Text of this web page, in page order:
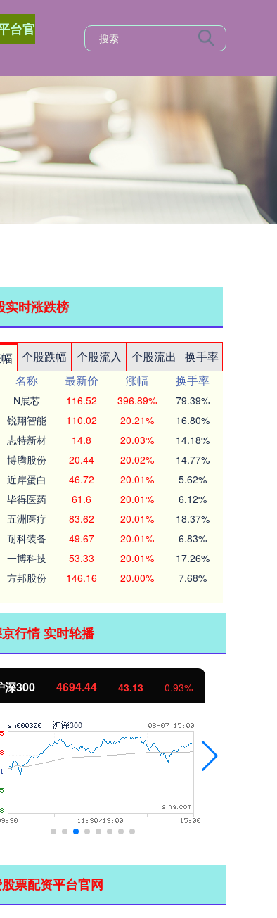
台官
实时涨跌榜
个股跌幅 个股流入 个股流出
换手率
名称 最新价 涨幅
换手率
N展芯 116.52 396.89% 79.39%
锐翔智能 110.02 20.21% 16.80%
志特新材 14.8 20.03% 14.18%
博腾股份 20.44 20.02% 14.77%
近岸蛋白 46.72 20.01% 5.62%
毕得医药 61.6 20.01% 6.12%
五洲医疗 83.62 20.01% 18.37%
耐科装备 49.67 20.01% 6.83%
一博科技 53.33 20.01% 17.26%
方邦股份 146.16 20.00% 7.68%
行情 实时轮播
深300 4694.44 43.13 0.93%
票配资平台官网